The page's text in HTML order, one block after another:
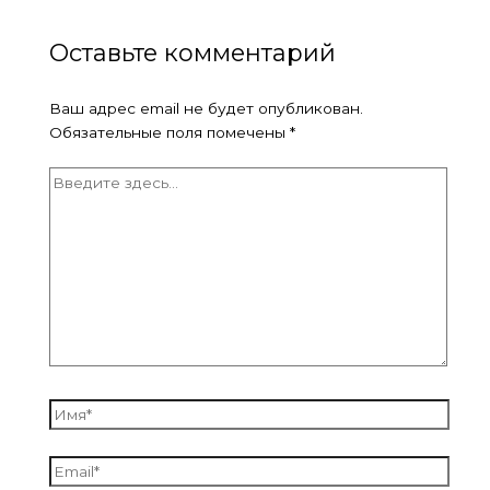
Оставьте комментарий
Ваш адрес email не будет опубликован.
Обязательные поля помечены *
Введите
Имя*
Email*